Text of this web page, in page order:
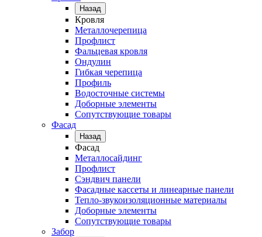
Назад
Кровля
Металлочерепица
Профлист
Фальцевая кровля
Ондулин
Гибкая черепица
Профиль
Водосточные системы
Доборные элементы
Сопутствующие товары
Фасад
Назад
Фасад
Металлосайдинг
Профлист
Сэндвич панели
Фасадные кассеты и линеарные панели
Тепло-звукоизоляционные материалы
Доборные элементы
Сопутствующие товары
Забор